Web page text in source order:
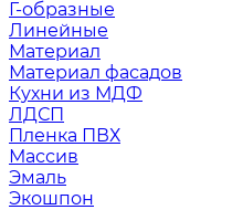
Г-образные
Линейные
Материал
Материал фасадов
Кухни из МДФ
ЛДСП
Пленка ПВХ
Массив
Эмаль
Экошпон